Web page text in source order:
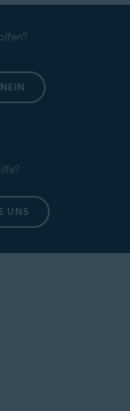
NEIN
UNS